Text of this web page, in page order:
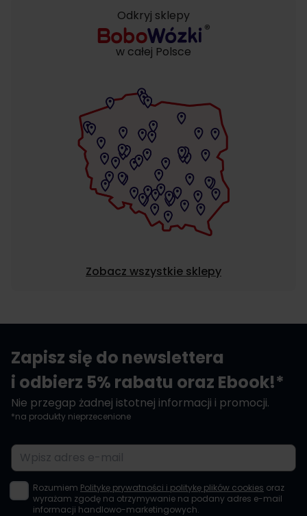
Odkryj sklepy
w całej Polsce
Zobacz wszystkie sklepy
Zapisz się do newslettera
i odbierz 5% rabatu oraz Ebook!*
Nie przegap żadnej istotnej informacji i promocji.
*na produkty nieprzecenione
Adres e-mail
Rozumiem Politykę prywatności i politykę plików cookies oraz
wyrażam zgodę na otrzymywanie na podany adres e-mail
informacji handlowo-marketingowych.